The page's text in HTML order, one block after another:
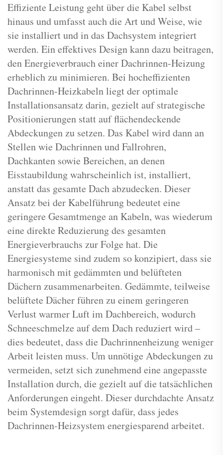
Effiziente Leistung geht über die Kabel selbst
hinaus und umfasst auch die Art und Weise, wie
sie installiert und in das Dachsystem integriert
werden. Ein effektives Design kann dazu beitragen,
den Energieverbrauch einer Dachrinnen-Heizung
erheblich zu minimieren. Bei hocheffizienten
Dachrinnen-Heizkabeln liegt der optimale
Installationsansatz darin, gezielt auf strategische
Positionierungen statt auf flächendeckende
Abdeckungen zu setzen. Das Kabel wird dann an
Stellen wie Dachrinnen und Fallrohren,
Dachkanten sowie Bereichen, an denen
Eisstaubildung wahrscheinlich ist, installiert,
anstatt das gesamte Dach abzudecken. Dieser
Ansatz bei der Kabelführung bedeutet eine
geringere Gesamtmenge an Kabeln, was wiederum
eine direkte Reduzierung des gesamten
Energieverbrauchs zur Folge hat. Die
Energiesysteme sind zudem so konzipiert, dass sie
harmonisch mit gedämmten und belüfteten
Dächern zusammenarbeiten. Gedämmte, teilweise
belüftete Dächer führen zu einem geringeren
Verlust warmer Luft im Dachbereich, wodurch
Schneeschmelze auf dem Dach reduziert wird –
dies bedeutet, dass die Dachrinnenheizung weniger
Arbeit leisten muss. Um unnötige Abdeckungen zu
vermeiden, setzt sich zunehmend eine angepasste
Installation durch, die gezielt auf die tatsächlichen
Anforderungen eingeht. Dieser durchdachte Ansatz
beim Systemdesign sorgt dafür, dass jedes
Dachrinnen-Heizsystem energiesparend arbeitet.